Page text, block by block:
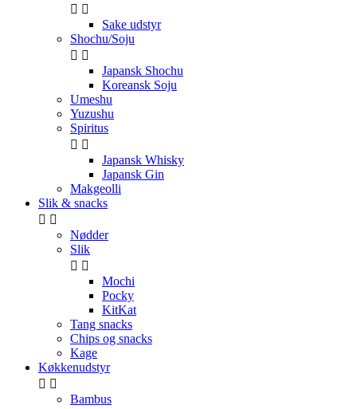
 
Sake udstyr
Shochu/Soju
 
Japansk Shochu
Koreansk Soju
Umeshu
Yuzushu
Spiritus
 
Japansk Whisky
Japansk Gin
Makgeolli
Slik & snacks
 
Nødder
Slik
 
Mochi
Pocky
KitKat
Tang snacks
Chips og snacks
Kage
Køkkenudstyr
 
Bambus